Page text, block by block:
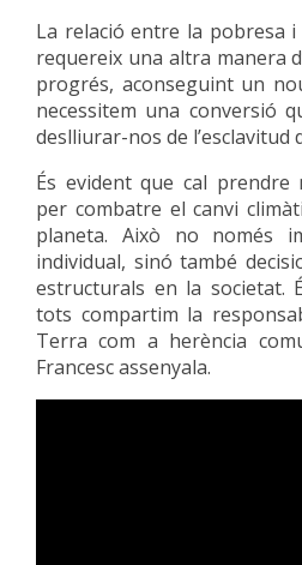
La relació entre la pobresa
requereix una altra manera
progrés, aconseguint un
necessitem una conversió
deslliurar-nos de l’esclavitud
És evident que cal prendre
per combatre el canvi
planeta. Això no només
individual, sinó també
estructurals en la societat.
tots compartim la
Terra com a herència
Francesc assenyala.